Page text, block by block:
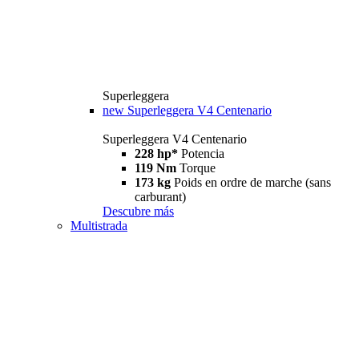
Superleggera
new Superleggera V4 Centenario
Superleggera V4 Centenario
228 hp* Potencia
119 Nm Torque
173 kg Poids en ordre de marche (sans
carburant)
Descubre más
Multistrada